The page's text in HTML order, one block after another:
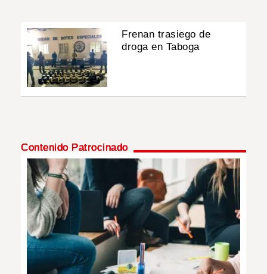
Frenan trasiego de
droga en Taboga
Contenido Patrocinado